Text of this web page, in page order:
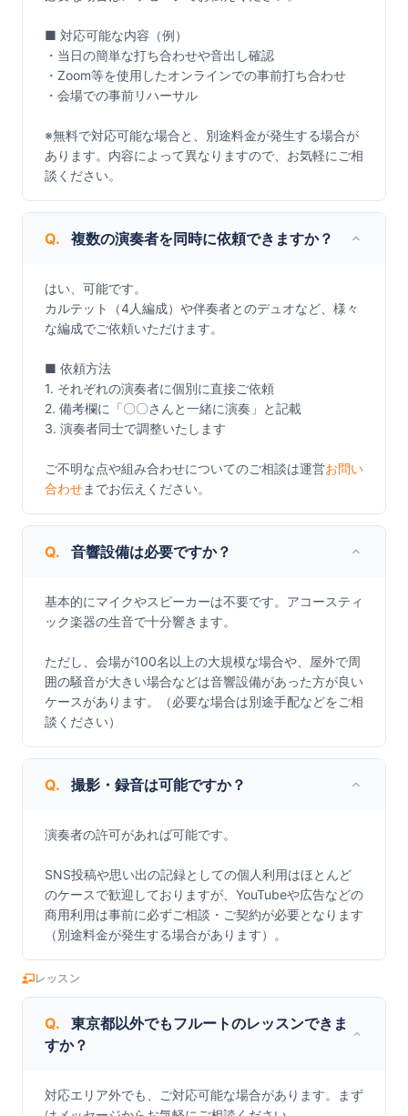
■ 対応可能な内容（例）
・当日の簡単な打ち合わせや音出し確認
・Zoom等を使用したオンラインでの事前打ち合わせ
・会場での事前リハーサル
※無料で対応可能な場合と、別途料金が発生する場合が
あります。内容によって異なりますので、お気軽にご相
談ください。
Q. 複数の演奏者を同時に依頼できますか？
はい、可能です。
カルテット（4人編成）や伴奏者とのデュオなど、様々
な編成でご依頼いただけます。
■ 依頼方法
1. それぞれの演奏者に個別に直接ご依頼
2. 備考欄に「〇〇さんと一緒に演奏」と記載
3. 演奏者同士で調整いたします
ご不明な点や組み合わせについてのご相談は運営お問い
合わせまでお伝えください。
Q. 音響設備は必要ですか？
基本的にマイクやスピーカーは不要です。アコースティ
ック楽器の生音で十分響きます。
ただし、会場が100名以上の大規模な場合や、屋外で周
囲の騒音が大きい場合などは音響設備があった方が良い
ケースがあります。（必要な場合は別途手配などをご相
談ください）
Q. 撮影・録音は可能ですか？
演奏者の許可があれば可能です。
SNS投稿や思い出の記録としての個人利用はほとんど
のケースで歓迎しておりますが、YouTubeや広告などの
商用利用は事前に必ずご相談・ご契約が必要となります
（別途料金が発生する場合があります）。
レッスン
Q.
東京都以外でもフルートのレッスンできま
すか？
対応エリア外でも、ご対応可能な場合があります。まず